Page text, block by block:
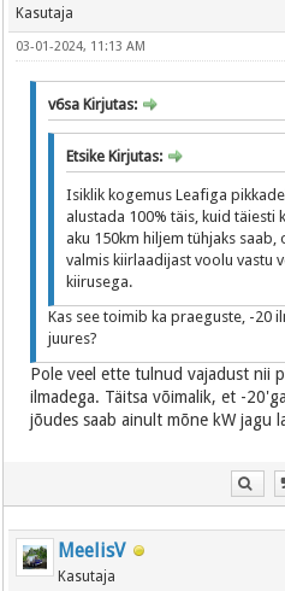
Kasutaja
03-01-2024, 11:13 AM
v6sa Kirjutas:
Etsike Kirjutas:
Isiklik kogemus Leafiga
alustada 100% täis, kuid täiesti
aku 150km hiljem tühjaks
valmis kiirlaadijast voolu vastu
kiirusega.
Kas see toimib ka praeguste, -20
juures?
Pole veel ette tulnud vajadust nii
ilmadega. Täitsa võimalik, et -
jõudes saab ainult mõne kW jagu
MeelisV
Kasutaja